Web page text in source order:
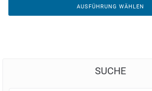
AUSFÜHRUNG WÄHLEN
SUCHE